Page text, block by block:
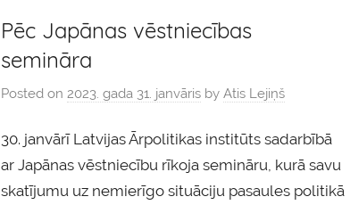
g
s
Pēc Japānas vēstniecības
semināra
Posted on2023. gada 31. janvāris byAtis Lejiņš
30. janvārī Latvijas Ārpolitikas institūts sadarbībā
ar Japānas vēstniecību rīkoja semināru, kurā savu
skatījumu uz nemierīgo situāciju pasaules politikā